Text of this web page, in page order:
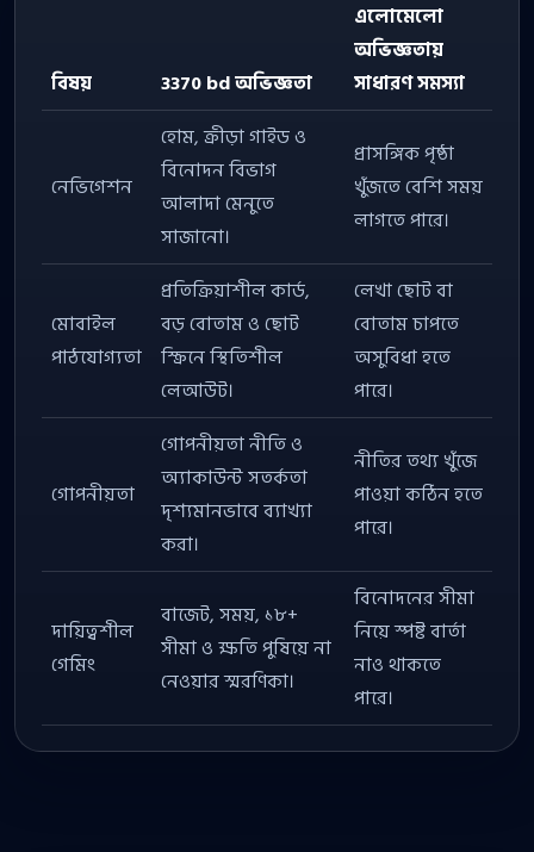
বিষয় 3370 bd অভিজ্ঞতা
এলোমেলো
অভিজ্ঞতায়
সাধারণ সমস্যা
নেভিগেশন
হোম, ক্রীড়া গাইড ও
বিনোদন বিভাগ
আলাদা মেনুতে
সাজানো।
প্রাসঙ্গিক পৃষ্ঠা
খুঁজতে বেশি সময়
লাগতে পারে।
মোবাইল
পাঠযোগ্যতা
প্রতিক্রিয়াশীল কার্ড,
বড় বোতাম ও ছোট
স্ক্রিনে স্থিতিশীল
লেআউট।
লেখা ছোট বা
বোতাম চাপতে
অসুবিধা হতে
পারে।
গোপনীয়তা
গোপনীয়তা নীতি ও
অ্যাকাউন্ট সতর্কতা
দৃশ্যমানভাবে ব্যাখ্যা
করা।
নীতির তথ্য খুঁজে
পাওয়া কঠিন হতে
পারে।
দায়িত্বশীল
গেমিং
বাজেট, সময়, ১৮+
সীমা ও ক্ষতি পুষিয়ে না
নেওয়ার স্মরণিকা।
বিনোদনের সীমা
নিয়ে স্পষ্ট বার্তা
নাও থাকতে
পারে।